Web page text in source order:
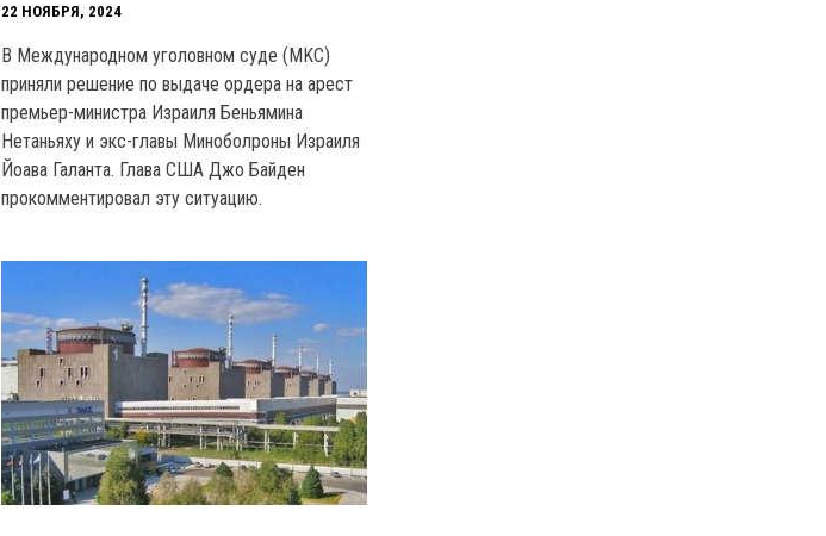
22 НОЯБРЯ, 2024
В Международном уголовном суде (MKC)
приняли решение по выдаче ордера на арест
премьер-министра Израиля Беньямина
Нетаньяху и экс-главы Миноболроны Израиля
Йоава Галанта. Глава США Джо Байден
прокомментировал эту ситуацию.